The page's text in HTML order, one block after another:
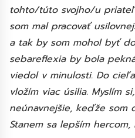
tohto/túto svojho/u
som mal pracovať
a tak by som mohol byť
sebareflexia by bola
viedol v minulosti. Do
vložím viac úsilia. Myslím
neúnavnejšie, keďže som
Stanem sa lepším